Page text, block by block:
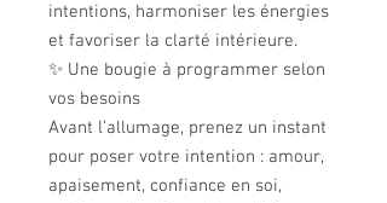
intentions, harmoniser les énergies
et favoriser la clarté intérieure.
✨ Une bougie à programmer selon
vos besoins
Avant l’allumage, prenez un instant
pour poser votre intention : amour,
apaisement, confiance en soi,